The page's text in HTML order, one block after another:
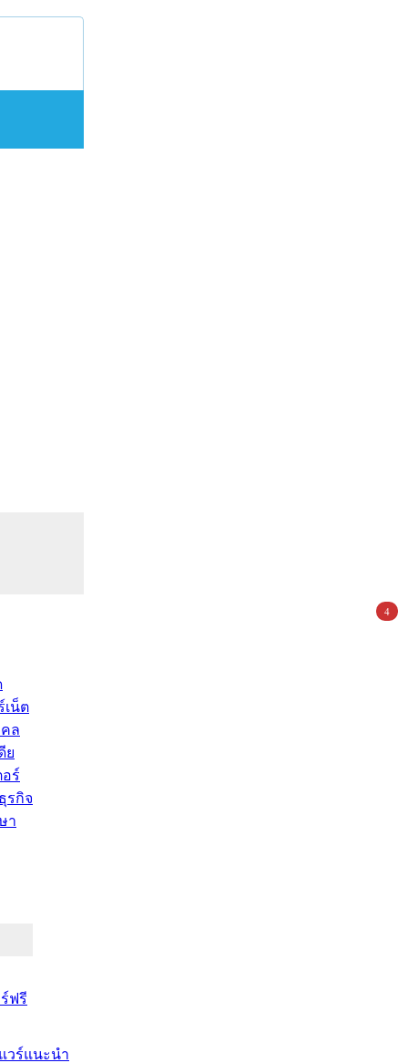
เน็ต
ล
ย
อร์
รกิจ
า
ฟรี
วร์แนะนำ
4